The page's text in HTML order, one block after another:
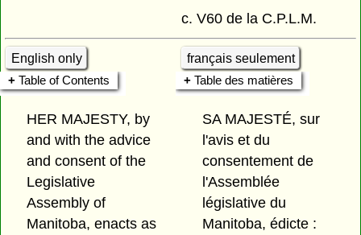
c. V60 de la C.P.L.M.
English only
français seulement
Table of Contents
Table des matières
HER MAJESTY, by
and with the advice
and consent of the
Legislative
Assembly of
Manitoba, enacts as
SA MAJESTÉ, sur
l'avis et du
consentement de
l'Assemblée
législative du
Manitoba, édicte :